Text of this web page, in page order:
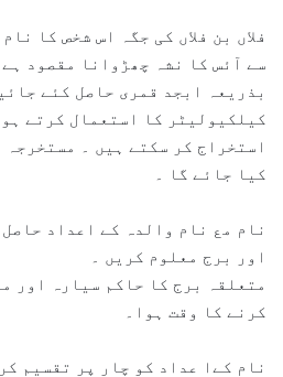
فلاں بن فلاں کی جگہ اس شخص کا
سے آئس کا نشہ چھڑوانا مقصود
بذریعہ ابجد قمری حاصل کئے
کیلکیولیٹر کا استعمال کرتے
استخراج کر سکتے ہیں ۔ مستخرجہ
کیا جائے گا ۔
اور برج معلوم کریں ۔
متعلقہ برج کا حاکم سیارہ اور
کرنے کا وقت ہوا۔
نام کےا عداد کو چار پر تقسیم